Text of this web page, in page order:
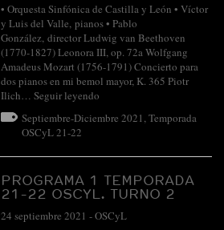
• Orquesta Sinfónica de Castilla y León • Víctor
y Luis del Valle, pianos • Pablo
González, director Ludwig van Beethoven
(1770-1827) Leonora III, op. 72a Wolfgang
Amadeus Mozart (1756-1791) Concierto para
dos pianos en mi bemol mayor, K. 365 Piotr
Ilich… Seguir leyendo
Septiembre-Diciembre 2021 , Temporada
OSCyL 21-22
PROGRAMA 1 TEMPORADA
21-22 OSCYL. TURNO 2
24 septiembre 2021 -OSCyL